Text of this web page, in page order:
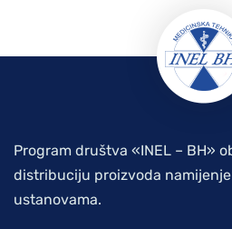
Program društva «INEL – BH»
distribuciju proizvoda
ustanovama.